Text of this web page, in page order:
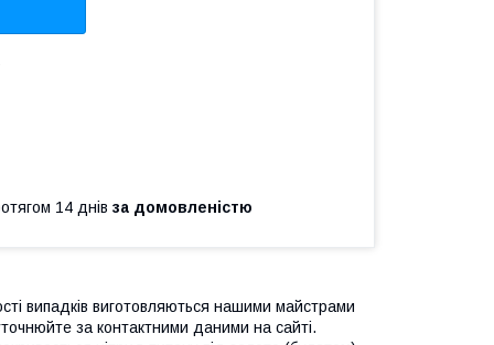
14 днів за домовленістю
випадків виготовляються нашими майстрами
за контактними даними на сайті.